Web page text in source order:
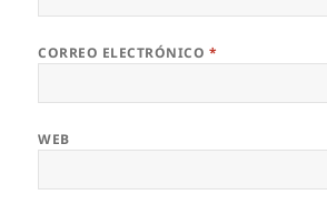
CORREO ELECTRÓNICO *
WEB